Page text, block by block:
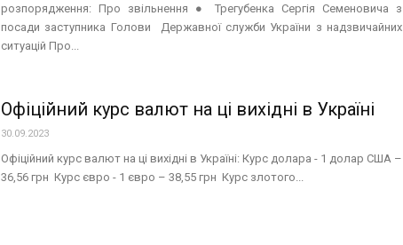
розпорядження: Про звільнення ● Трегубенка Сергія Семеновича з
посади заступника Голови Державної служби України з надзвичайних
ситуацій Про...
Офіційний курс валют на ці вихідні в Україні
30.09.2023
Офіційний курс валют на ці вихідні в Україні: Курс долара - 1 долар США –
36,56 грн Курс євро - 1 євро – 38,55 грн Курс злотого...